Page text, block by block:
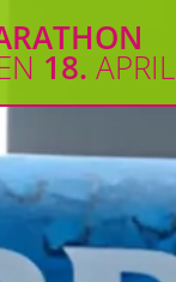
18. APRIL